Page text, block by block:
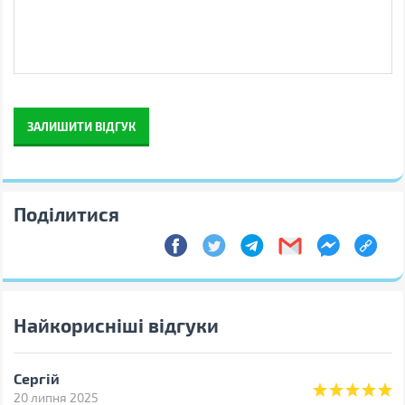
Примітка
Виробник може змінювати
ЗАЛИШИТИ ВІДГУК
Поділитися
Найкорисніші відгуки
Сергій
20 липня 2025